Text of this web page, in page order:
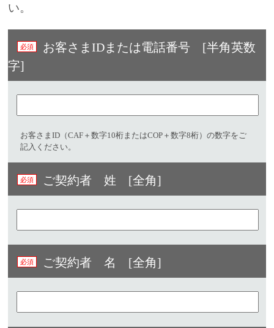
い。
お客さまIDまたは電話番号 [半角英数
字]​
お客さまID（CAF＋数字10桁またはCOP＋数字8桁）の数字をご
記入ください。
ご契約者 姓 [全角]
ご契約者 名 [全角]